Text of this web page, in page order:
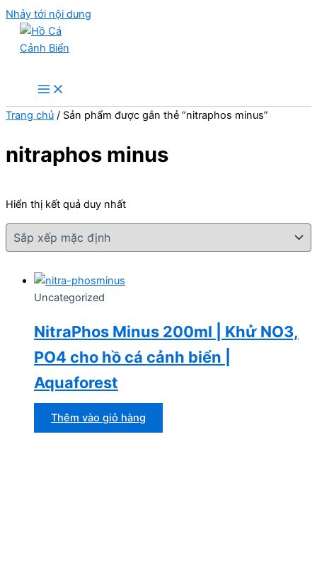
Nhảy tới nội dung
Trang chủ / Sản phẩm được gắn thẻ “nitraphos minus”
nitraphos minus
Hiển thị kết quả duy nhất
Uncategorized
NitraPhos Minus 200ml | Khử NO3,
PO4 cho hồ cá cảnh biển |
Aquaforest
Thêm vào giỏ hàng